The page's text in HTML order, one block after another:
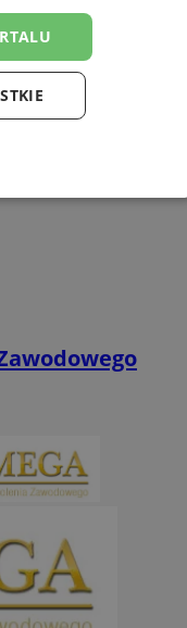
W i M
Targetowanie
takich jak
Bez
prawidłowo
/Domena